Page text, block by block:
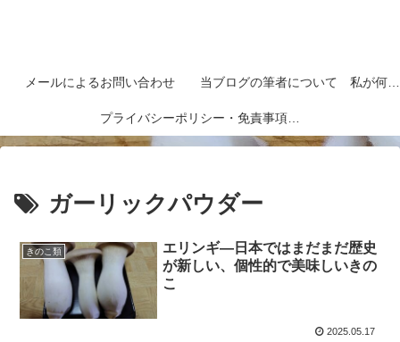
メールによるお問い合わせ 当ブログの筆者について 私が何者なのかを紹介します
プライバシーポリシー・免責事項など
ガーリックパウダー
きのこ類
エリンギ―日本ではまだまだ歴史
が新しい、個性的で美味しいきの
こ
2025.05.17